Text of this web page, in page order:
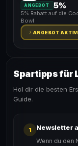
ANGEBOT 5%
5% Rabatt auf die
Bowl
ANGEBOT
Spartipps für
Hol dir die besten
Guide.
1 Newsletter
Wenn du den